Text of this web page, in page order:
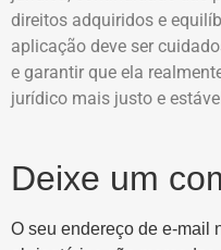
direitos adquiridos e
aplicação deve ser
e garantir que ela
jurídico mais justo e
Deixe um
O seu endereço de e-mail